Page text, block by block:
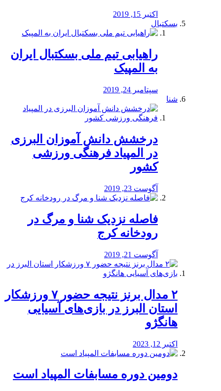
اکتبر 15, 2019
بسکتبال
راهیابی تیم ملی بسکتبال ایران
به المپیک
سپتامبر 24, 2019
شنا
درخشش دانش آموزان البرزی
در المپیاد فرهنگی ورزشی
کشور
آگوست 23, 2019
️فاصله نزدیک شنا و مرگ در
رودخانه کرج
آگوست 21, 2019
۲ مدال برنز نتیجه حضور ۷ ورزشکار
استان البرز در بازی‌های آسیایی
هانگژو
اکتبر 12, 2023
دومین دوره مسابفات المپیاد است